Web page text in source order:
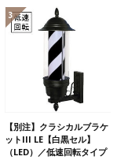
3
【別注】クラシカルブラケ
ットIII LE【白黒セル】
（LED）／低速回転タイプ